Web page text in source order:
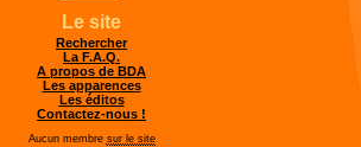
Le site
Rechercher
La F.A.Q.
A propos de BDA
Les apparences
Les éditos
Contactez-nous !
Aucun membre sur le site